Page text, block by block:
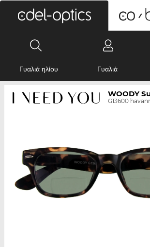
Γυαλιά ηλίου Γυαλιά
WOODY
G13600